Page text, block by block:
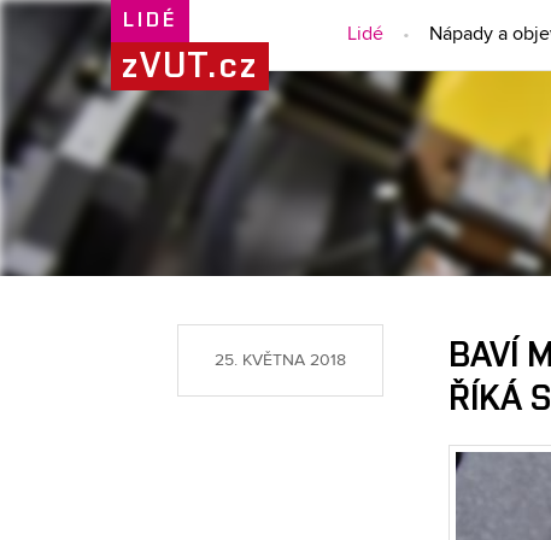
LIDÉ
zVUT.cz
Lidé Nápady a
25. KVĚTNA 2018
BAVÍ
ŘÍKÁ